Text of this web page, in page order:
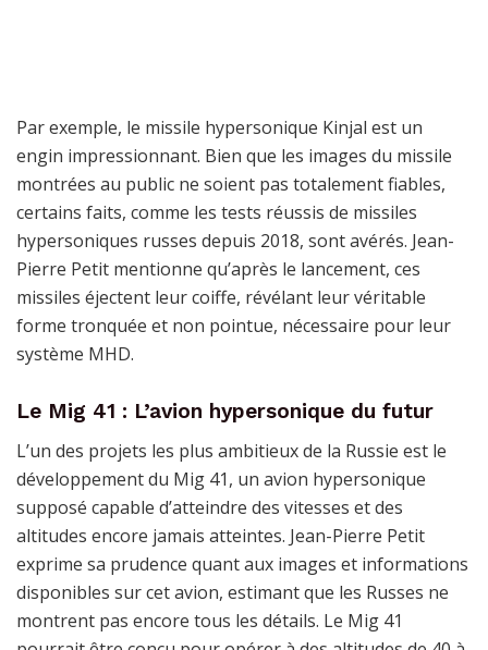
Par exemple, le missile hypersonique Kinjal est un
engin impressionnant. Bien que les images du missile
montrées au public ne soient pas totalement fiables,
certains faits, comme les tests réussis de missiles
hypersoniques russes depuis 2018, sont avérés. Jean-
Pierre Petit mentionne qu’après le lancement, ces
missiles éjectent leur coiffe, révélant leur véritable
forme tronquée et non pointue, nécessaire pour leur
système MHD.
Le Mig 41 : L’avion hypersonique du futur
L’un des projets les plus ambitieux de la Russie est le
développement du Mig 41, un avion hypersonique
supposé capable d’atteindre des vitesses et des
altitudes encore jamais atteintes. Jean-Pierre Petit
exprime sa prudence quant aux images et informations
disponibles sur cet avion, estimant que les Russes ne
montrent pas encore tous les détails. Le Mig 41